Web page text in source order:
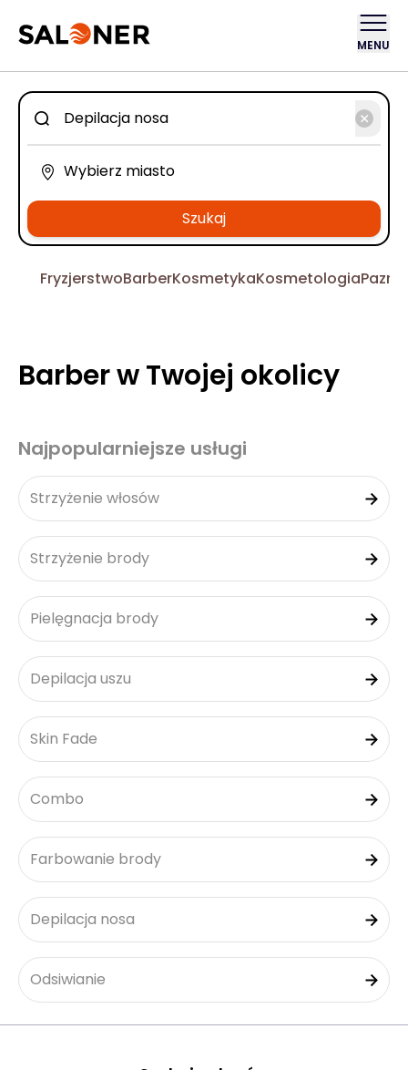
MENU
Szukaj
FryzjerstwoBarberKosmetykaKosmetologia
Barber w Twojej okolicy
Najpopularniejsze usługi
Strzyżenie włosów
Strzyżenie brody
Pielęgnacja brody
Depilacja uszu
Skin Fade
Combo
Farbowanie brody
Depilacja nosa
Odsiwianie